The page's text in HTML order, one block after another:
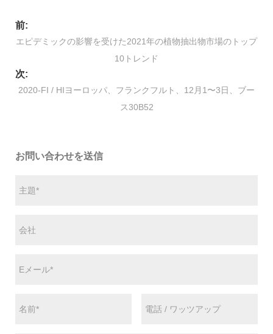
前:
エピデミックの影響を受けた2021年の植物抽出物市場のトップ
10トレンド
次:
2020-FI / HIヨーロッパ、フランクフルト、12月1〜3日、ブー
ス30B52
お問い合わせを送信